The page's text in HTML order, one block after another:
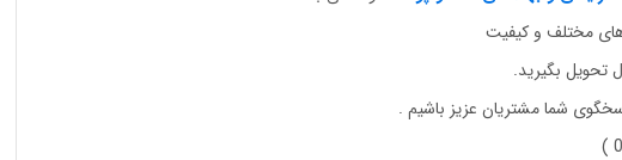
مختلف و کیفیت
تحویل بگیرید.
شما مشتریان عزیز باشیم .